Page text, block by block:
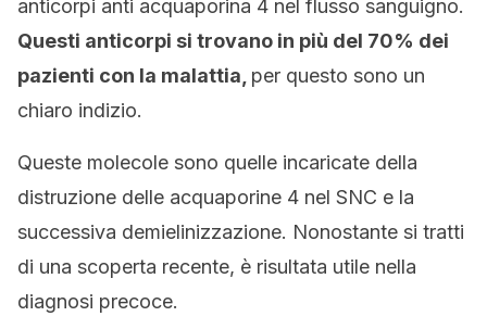
anticorpi anti acquaporina 4 nel flusso sanguigno.
Questi anticorpi si trovano in più del 70% dei
pazienti con la malattia, per questo sono un
chiaro indizio.
Queste molecole sono quelle incaricate della
distruzione delle acquaporine 4 nel SNC e la
successiva demielinizzazione. Nonostante si tratti
di una scoperta recente, è risultata utile nella
diagnosi precoce.